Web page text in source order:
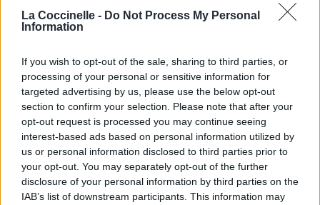
La Coccinelle - Do Not Process My Personal
Information
If you wish to opt-out of the sale, sharing to third parties, or
processing of your personal or sensitive information for
targeted advertising by us, please use the below opt-out
section to confirm your selection. Please note that after your
opt-out request is processed you may continue seeing
interest-based ads based on personal information utilized by
us or personal information disclosed to third parties prior to
your opt-out. You may separately opt-out of the further
disclosure of your personal information by third parties on the
IAB’s list of downstream participants. This information may